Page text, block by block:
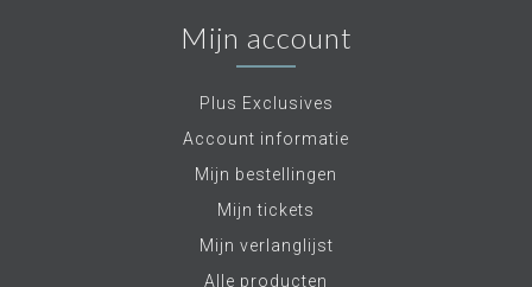
Mijn account
Plus Exclusives
Account informatie
Mijn bestellingen
Mijn tickets
Mijn verlanglijst
Alle producten